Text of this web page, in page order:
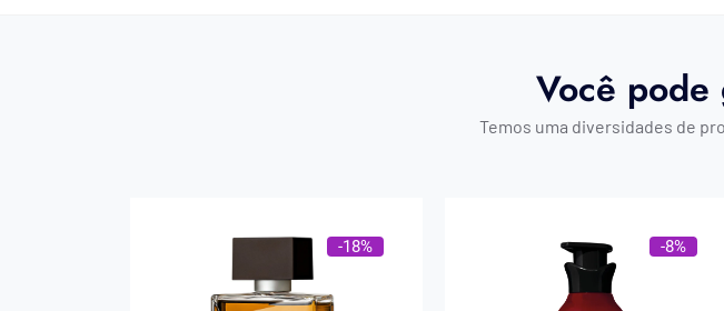
Você pode
Temos uma diversidades de
-18% -8%